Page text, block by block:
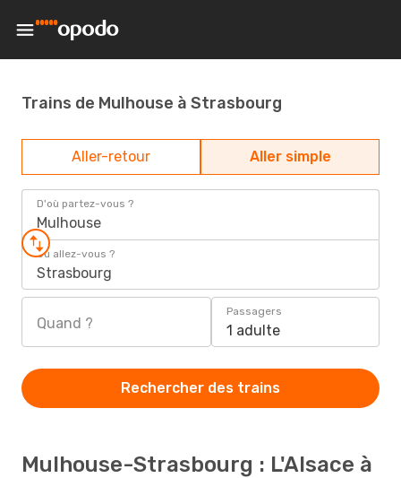
Trains de Mulhouse à Strasbourg
Aller-retour Aller simple
D'où partez-vous ?
Mulhouse
Où allez-vous ?
Strasbourg
Quand ?
Passagers
1 adulte
Rechercher des trains
Mulhouse-Strasbourg : L'Alsace à